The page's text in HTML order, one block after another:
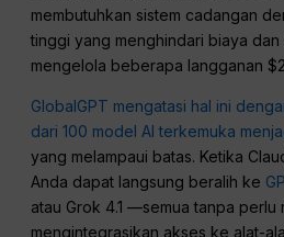
membutuhkan sistem cadangan
tinggi yang menghindari biaya dan
mengelola beberapa langganan
GlobalGPT mengatasi hal ini
dari 100 model AI terkemuka
yang melampaui batas. Ketika
Anda dapat langsung beralih ke
atau Grok 4.1 —semua tanpa perlu
mengintegrasikan akses ke alat-